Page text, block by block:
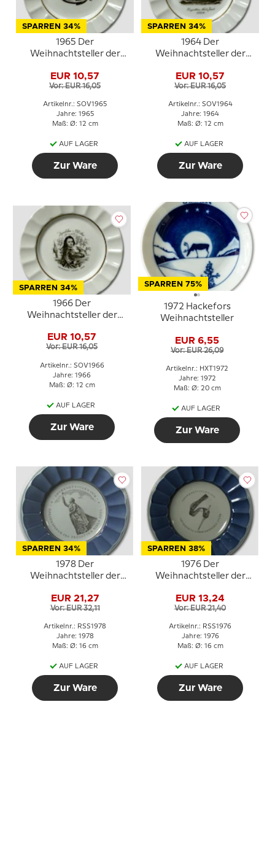
SPARREN 34%
1965 Der
Weihnachtsteller der
Copenhagen
EUR 10,57
Vor: EUR 16,05
Artikelnr.: SOV1965
Jahre: 1965
Maß: Ø: 12 cm
AUF LAGER
Zur Ware
SPARREN 34%
1964 Der
Weihnachtsteller der
Copenhagen
EUR 10,57
Vor: EUR 16,05
Artikelnr.: SOV1964
Jahre: 1964
Maß: Ø: 12 cm
AUF LAGER
Zur Ware
SPARREN 34%
1966 Der
Weihnachtsteller der
Copenhagen
EUR 10,57
Vor: EUR 16,05
Artikelnr.: SOV1966
Jahre: 1966
Maß: Ø: 12 cm
AUF LAGER
Zur Ware
SPARREN 75%
1972 Hackefors
Weihnachtsteller
EUR 6,55
Vor: EUR 26,09
Artikelnr.: HXT1972
Jahre: 1972
Maß: Ø: 20 cm
AUF LAGER
Zur Ware
SPARREN 34%
1978 Der
Weihnachtsteller der
Copenhagen
EUR 21,27
Vor: EUR 32,11
Artikelnr.: RSS1978
Jahre: 1978
Maß: Ø: 16 cm
AUF LAGER
Zur Ware
SPARREN 38%
1976 Der
Weihnachtsteller der
Copenhagen
EUR 13,24
Vor: EUR 21,40
Artikelnr.: RSS1976
Jahre: 1976
Maß: Ø: 16 cm
AUF LAGER
Zur Ware